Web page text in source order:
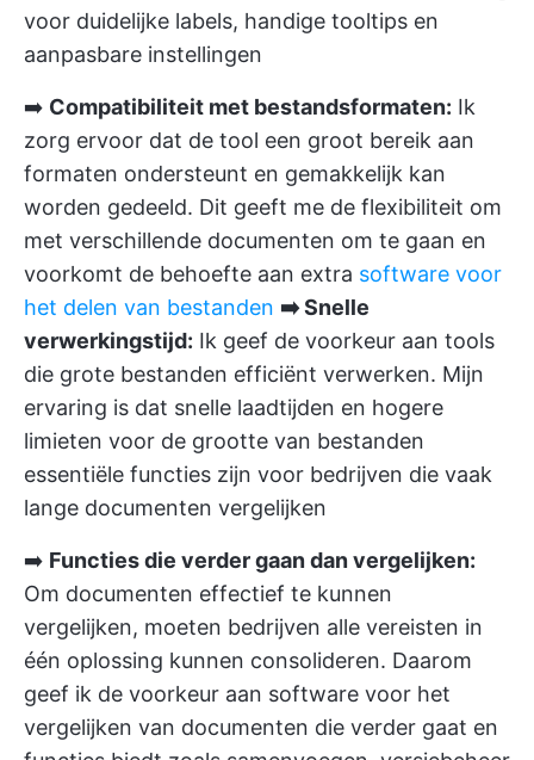
voor duidelijke labels, handige tooltips en
aanpasbare instellingen
➡️ Compatibiliteit met bestandsformaten: Ik
zorg ervoor dat de tool een groot bereik aan
formaten ondersteunt en gemakkelijk kan
worden gedeeld. Dit geeft me de flexibiliteit om
met verschillende documenten om te gaan en
voorkomt de behoefte aan extra software voor
het delen van bestanden ➡️ Snelle
verwerkingstijd: Ik geef de voorkeur aan tools
die grote bestanden efficiënt verwerken. Mijn
ervaring is dat snelle laadtijden en hogere
limieten voor de grootte van bestanden
essentiële functies zijn voor bedrijven die vaak
lange documenten vergelijken
➡️ Functies die verder gaan dan vergelijken:
Om documenten effectief te kunnen
vergelijken, moeten bedrijven alle vereisten in
één oplossing kunnen consolideren. Daarom
geef ik de voorkeur aan software voor het
vergelijken van documenten die verder gaat en